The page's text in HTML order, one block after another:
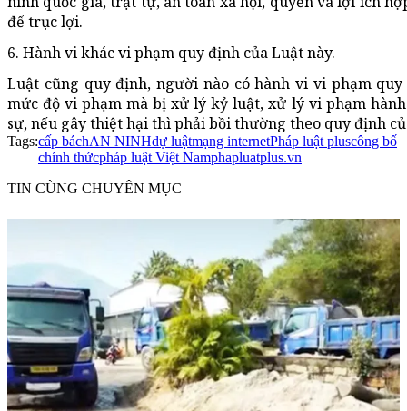
để trục lợi.
6. Hành vi khác vi phạm quy định của Luật này.
Luật cũng quy định, người nào có hành vi vi phạm
mức độ vi phạm mà bị xử lý kỷ luật, xử lý vi phạm
sự, nếu gây thiệt hại thì phải bồi thường theo quy định
Tags:cấp báchAN NINHdự luậtmạng internetPháp luật pluscông bố
chính thứcpháp luật Việt Namphapluatplus.vn
TIN CÙNG CHUYÊN MỤC